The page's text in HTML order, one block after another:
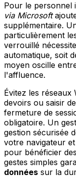
Pour le personnel
via Microsoft
supplémentaire.
particulièrement
verrouillé
automatique, soit
moyen oscille
l'affluence.
Évitez les
devoirs ou saisir
fermeture de
obligatoire. Un
gestion sécurisée
votre navigateur
pour bénéficier
gestes simples
données sur la